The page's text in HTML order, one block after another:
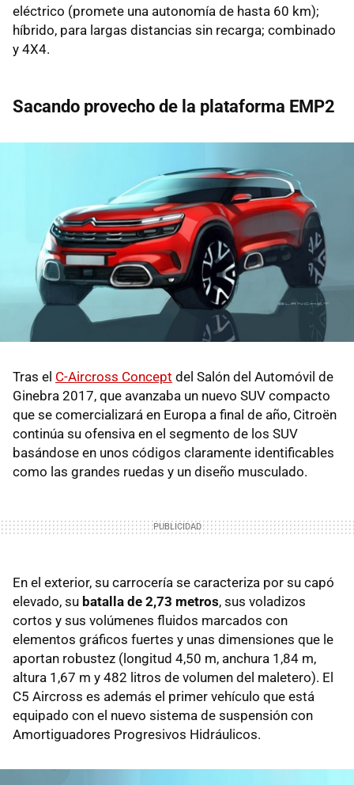
eléctrico (promete una autonomía de hasta 60 km);
híbrido, para largas distancias sin recarga; combinado
y 4X4.
Sacando provecho de la plataforma EMP2
Tras el C-Aircross Concept del Salón del Automóvil de
Ginebra 2017, que avanzaba un nuevo SUV compacto
que se comercializará en Europa a final de año, Citroën
continúa su ofensiva en el segmento de los SUV
basándose en unos códigos claramente identificables
como las grandes ruedas y un diseño musculado.
En el exterior, su carrocería se caracteriza por su capó
elevado, su batalla de 2,73 metros, sus voladizos
cortos y sus volúmenes fluidos marcados con
elementos gráficos fuertes y unas dimensiones que le
aportan robustez (longitud 4,50 m, anchura 1,84 m,
altura 1,67 m y 482 litros de volumen del maletero). El
C5 Aircross es además el primer vehículo que está
equipado con el nuevo sistema de suspensión con
Amortiguadores Progresivos Hidráulicos.